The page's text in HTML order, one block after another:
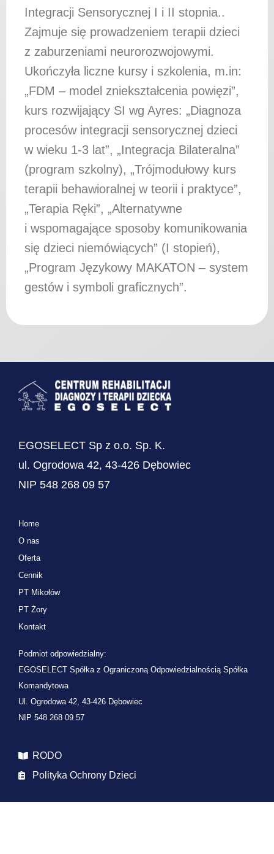
Integracji Sensorycznej I i II stopnia..
Zajmuje się prowadzeniem terapii dzieci
z zaburzeniami neurorozwojowymi.
Ukończyła liczne kursy i szkolenia, m.in:
„FDM – model zniekształcenia powięzi”,
kurs rozwijający SI wg Ayres: „Diagnoza
procesów integracji sensorycznej dzieci
w wieku 1-3 lat”, „Integracja Bilateralna”
(program szkolny), „Trójmodułowy kurs
terapii behawioralnej w teorii i praktyce”,
„Terapia Ręki”, „Alternatywne
i wspomagające sposoby komunikowania
się dzieci niemówiących” (I stopień),
„Program Językowy MAKATON – system
gestów i symboli graficznych”.
EGOSELECT Sp z o.o. Sp. K.
ul. Ogrodowa 42, 43-426 Dębowiec
NIP 548 268 09 57
Home
O nas
Oferta
Cennik
PT Mikołów
PT Żory
Kontakt
Podmiot odpowiedzialny:
EGOSELECT Spółka z Ograniczoną Odpowiedzialnością Spółka
Komandytowa
Ul. Ogrodowa 42, 43-426 Dębowiec
NIP 548 268 09 57
RODO
Polityka Ochrony Dzieci